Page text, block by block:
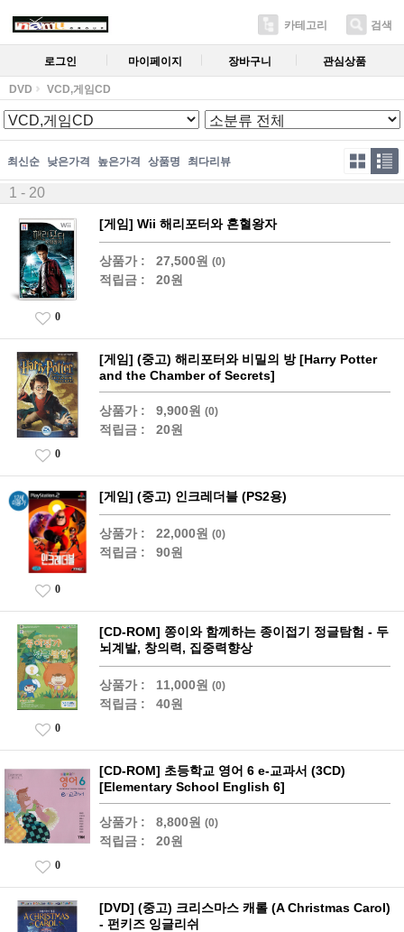
카테고리 검색
로그인 마이페이지 장바구니 관심상품
DVD VCD,게임CD
최신순 낮은가격 높은가격 상품명 최다리뷰
1 - 20
[게임] Wii 해리포터와 혼혈왕자
상품가 : 27,500원 (0)
적립금 : 20원
0
[게임] (중고) 해리포터와 비밀의 방 [Harry Potter
and the Chamber of Secrets]
상품가 : 9,900원 (0)
적립금 : 20원
0
[게임] (중고) 인크레더블 (PS2용)
상품가 : 22,000원 (0)
적립금 : 90원
0
[CD-ROM] 쫑이와 함께하는 종이접기 정글탐험 - 두
뇌계발, 창의력, 집중력향상
상품가 : 11,000원 (0)
적립금 : 40원
0
[CD-ROM] 초등학교 영어 6 e-교과서 (3CD)
[Elementary School English 6]
상품가 : 8,800원 (0)
적립금 : 20원
0
[DVD] (중고) 크리스마스 캐롤 (A Christmas Carol)
- 펀키즈 잉글리쉬